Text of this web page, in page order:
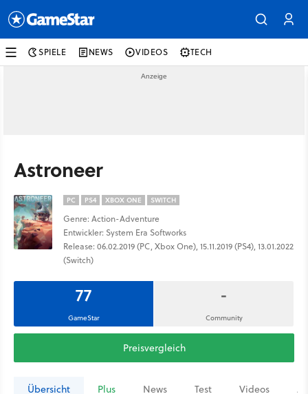
SPIELE NEWS VIDEOS TECH
Astroneer
PC PS4 XBOX ONE SWITCH
Genre: Action-Adventure
Entwickler: System Era Softworks
Release: 06.02.2019 (PC, Xbox One), 15.11.2019 (PS4), 13.01.2022
(Switch)
77
GameStar
-
Community
Preisvergleich
Übersicht Plus News Test Videos